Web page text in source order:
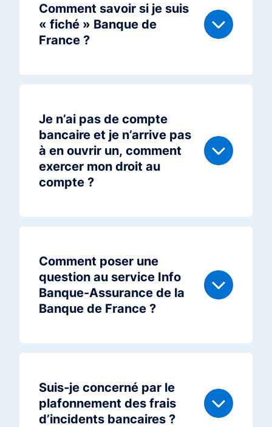
Comment savoir si je suis
« fiché » Banque de
France ?
Je n’ai pas de compte
bancaire et je n’arrive pas
à en ouvrir un, comment
exercer mon droit au
compte ?
Comment poser une
question au service Info
Banque-Assurance de la
Banque de France ?
Suis-je concerné par le
plafonnement des frais
d’incidents bancaires ?